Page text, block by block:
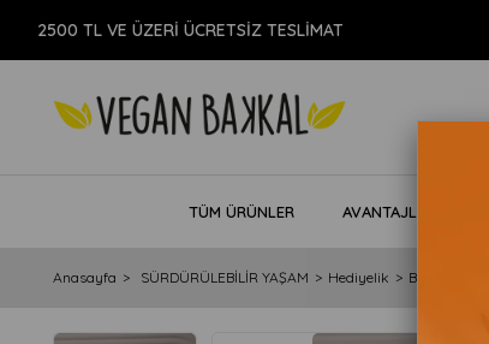
TL VE ÜZERİ ÜCRETSİZ TESLİMAT
TÜM ÜRÜNLER AVANTAJLI PAKETLER
Anasayfa SÜRDÜRÜLEBİLİR YAŞAM Hediyelik Baskılı Kupa